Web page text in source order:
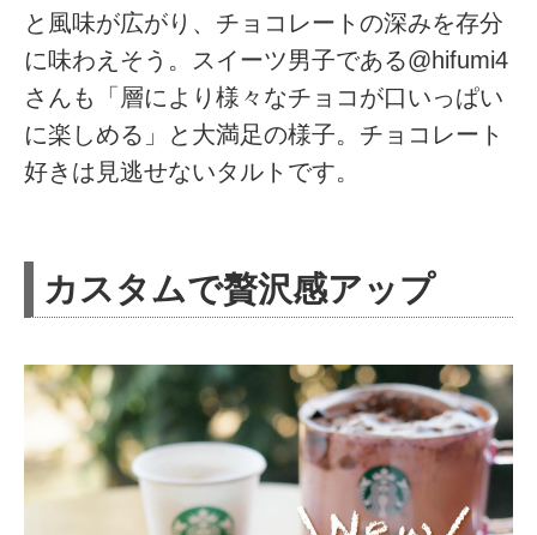
と風味が広がり、チョコレートの深みを存分
に味わえそう。スイーツ男子である@hifumi4
さんも「層により様々なチョコが口いっぱい
に楽しめる」と大満足の様子。チョコレート
好きは見逃せないタルトです。
カスタムで贅沢感アップ